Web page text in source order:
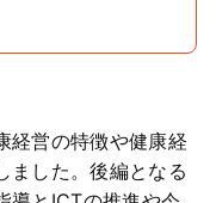
経営の特徴や健康経
ました。後編となる